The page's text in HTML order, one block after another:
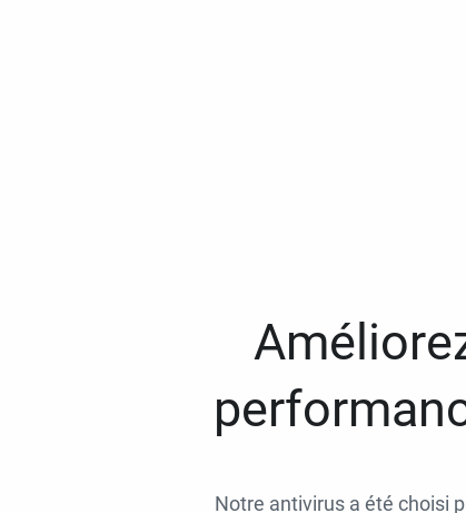
Notre antivirus a été choisi